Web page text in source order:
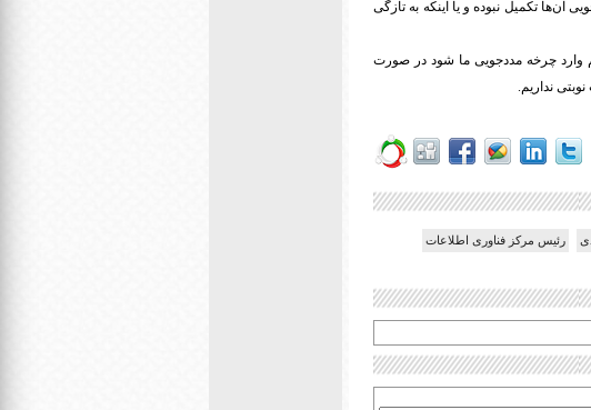
آن‌ها تکمیل نبوده و یا اینکه به تازگی
وارد چرخه مددجویی ما شود در صورت
نداریم.
رئیس مرکز فناوری اطلاعات